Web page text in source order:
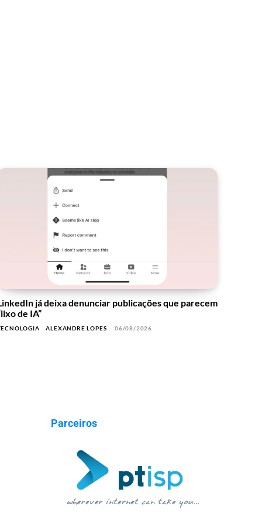
já deixa denunciar publicações que parecem
de IA”
ALEXANDRE LOPES - 06/08/2026
Parceiros